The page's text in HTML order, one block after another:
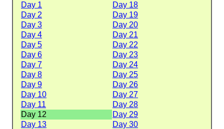
Day 1
Day 18
Day 2
Day 19
Day 3
Day 20
Day 4
Day 21
Day 5
Day 22
Day 6
Day 23
Day 7
Day 24
Day 8
Day 25
Day 9
Day 26
Day 10
Day 27
Day 11
Day 28
Day 12
Day 29
Day 13
Day 30